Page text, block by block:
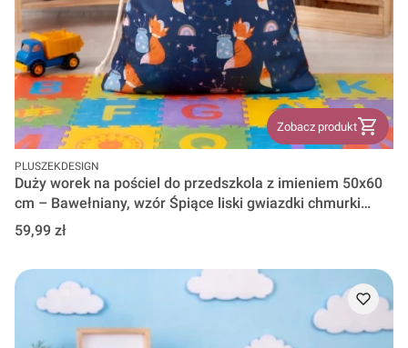
Zobacz produkt
PRODUCENT
PLUSZEKDESIGN
Duży worek na pościel do przedszkola z imieniem 50x60
cm – Bawełniany, wzór Śpiące liski gwiazdki chmurki
lisek wz 1342
Cena
59,99 zł